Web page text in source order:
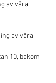
av våra
av våra
10, bakom